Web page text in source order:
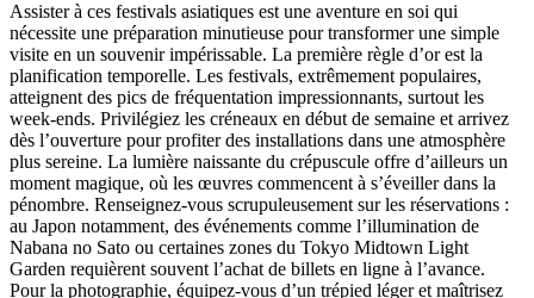
Assister à ces festivals asiatiques est une aventure en soi qui
nécessite une préparation minutieuse pour transformer une simple
visite en un souvenir impérissable. La première règle d’or est la
planification temporelle. Les festivals, extrêmement populaires,
atteignent des pics de fréquentation impressionnants, surtout les
week-ends. Privilégiez les créneaux en début de semaine et arrivez
dès l’ouverture pour profiter des installations dans une atmosphère
plus sereine. La lumière naissante du crépuscule offre d’ailleurs un
moment magique, où les œuvres commencent à s’éveiller dans la
pénombre. Renseignez-vous scrupuleusement sur les réservations :
au Japon notamment, des événements comme l’illumination de
Nabana no Sato ou certaines zones du Tokyo Midtown Light
Garden requièrent souvent l’achat de billets en ligne à l’avance.
Pour la photographie, équipez-vous d’un trépied léger et maîtrisez